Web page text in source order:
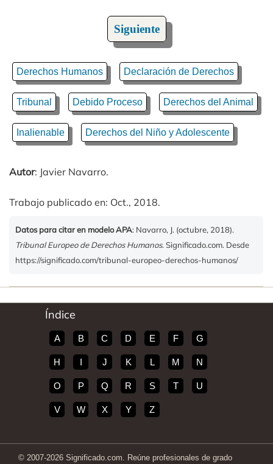
Siguiente
Derechos Humanos Declaración de Derechos
Tribunal Debido Proceso Derechos del Animal
Inalienable Derechos del Niño y Adolescente
Autor: Javier Navarro.
Trabajo publicado en: Oct., 2018.
Datos para citar en modelo APA: Navarro, J. (octubre, 2018).
Tribunal Europeo de Derechos Humanos. Significado.com. Desde
https://significado.com/tribunal-europeo-derechos-humanos/
Índice
A B C D E F G
H I J K L M N
O P Q R S T U
V W X Y Z
© 2007-2026 Significado.com. Reúne profesionales de grado